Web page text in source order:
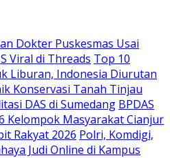
Dokter Puskesmas Usai
Viral di Threads Top 10
Liburan, Indonesia Diurutan
Konservasi Tanah Tinjau
DAS di Sumedang BPDAS
Kelompok Masyarakat Cianjur
Rakyat 2026 Polri, Komdigi,
Judi Online di Kampus